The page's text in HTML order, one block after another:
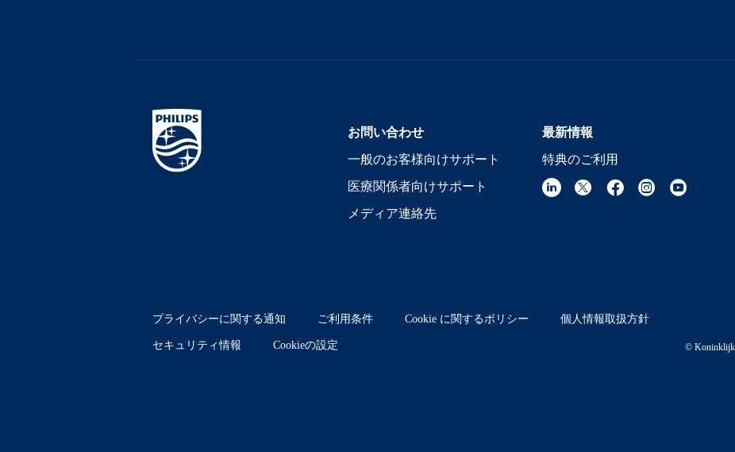
お問い合わせ
一般のお客様向けサポート
医療関係者向けサポート
メディア連絡先
最新情報
特典のご利用
プライバシーに関する通知 ご利用条件 Cookie に関するポリシー 個人情報取扱方針
セキュリティ情報 Cookieの設定 ©